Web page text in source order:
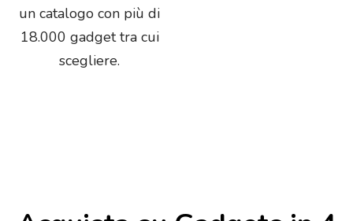
un catalogo con più di
18.000 gadget tra cui
scegliere.